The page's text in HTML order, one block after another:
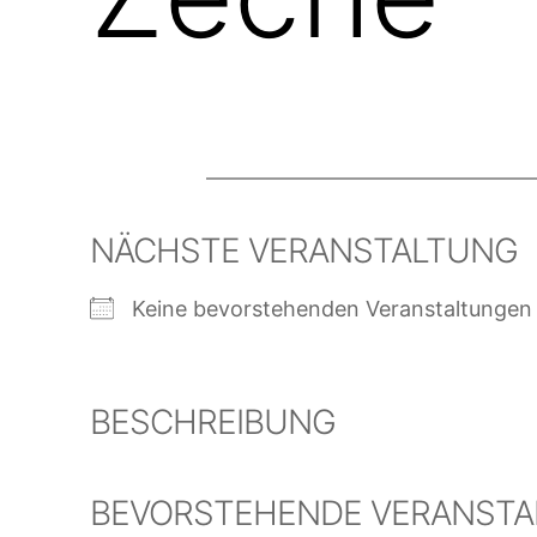
NÄCHSTE VERANSTALTUNG
Keine bevorstehenden Veranstaltungen
BESCHREIBUNG
BEVORSTEHENDE